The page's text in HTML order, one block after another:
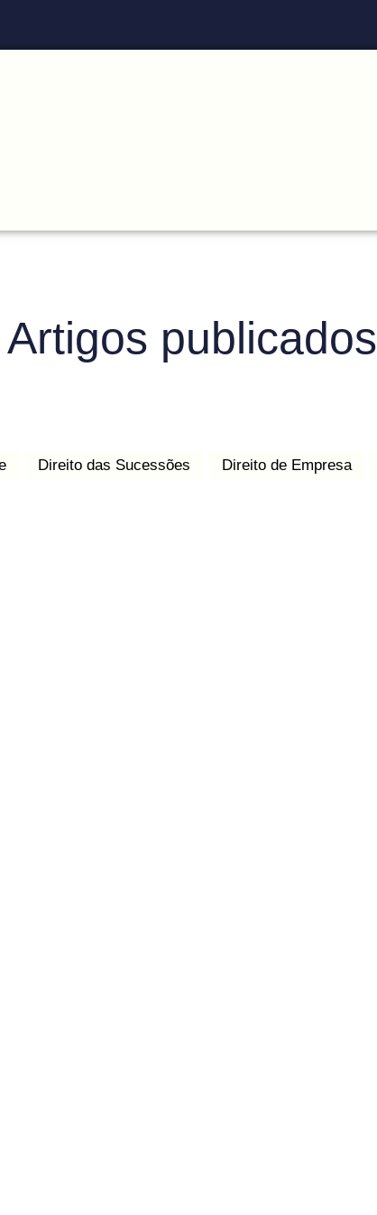
Artigos publicados
Direito das Sucessões Direito de Empresa